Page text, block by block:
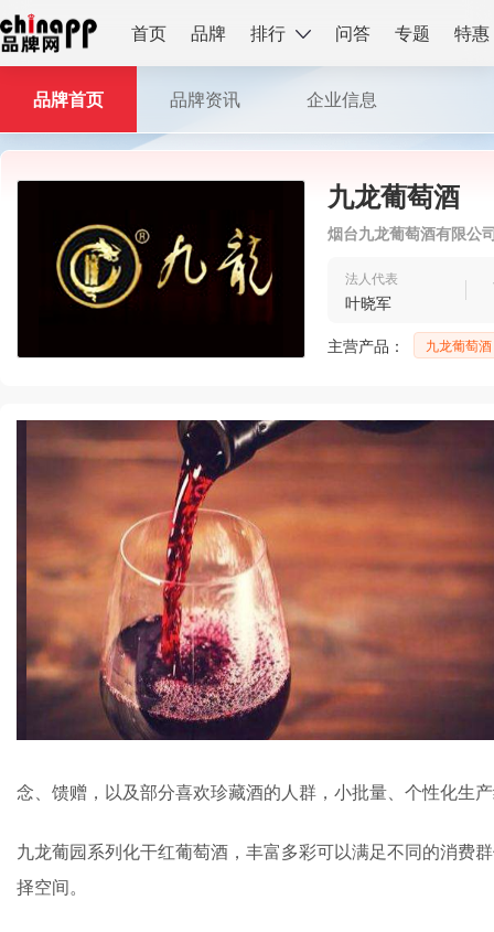
首页 品牌 排行 问答 专题 特惠
九龙葡萄酒
烟台九龙葡萄酒有限公
法人代表
叶晓军
主营产品：
九龙葡萄酒
品牌首页 品牌资讯 企业信息
念、馈赠，以及部分喜欢珍藏酒的人群，小批量、个性化生
九龙葡园系列化干红葡萄酒，丰富多彩可以满足不同的消费
择空间。